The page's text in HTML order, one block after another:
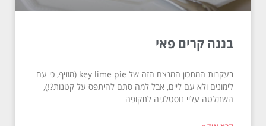
בננה קרים פאי
בעקבות המתכון המנצח הזה של key lime pie (מזויף, כי עם
לימונים ולא עם ליים, אבל למה סתם להיתפס על קטנות?!),
השתלטה עליי נוסטלגיה לתקופה